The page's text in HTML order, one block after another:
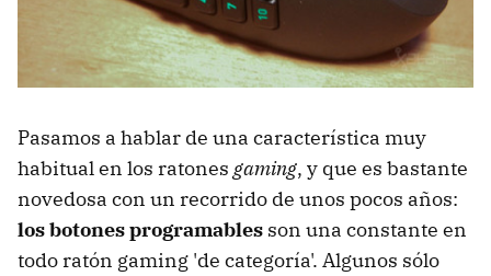
Pasamos a hablar de una característica muy
habitual en los ratones gaming, y que es bastante
novedosa con un recorrido de unos pocos años:
los botones programables son una constante en
todo ratón gaming 'de categoría'. Algunos sólo